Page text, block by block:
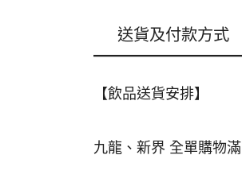
送貨及付款方式
【飲品送貨安排】
九龍、新界 全單購物